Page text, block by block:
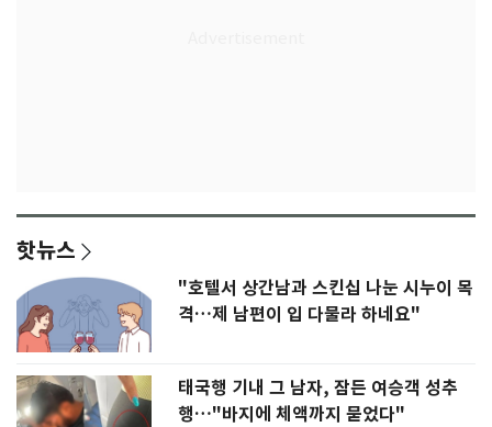
핫뉴스
"호텔서 상간남과 스킨십 나눈 시누이 목
격…제 남편이 입 다물라 하네요"
태국행 기내 그 남자, 잠든 여승객 성추
행…"바지에 체액까지 묻었다"